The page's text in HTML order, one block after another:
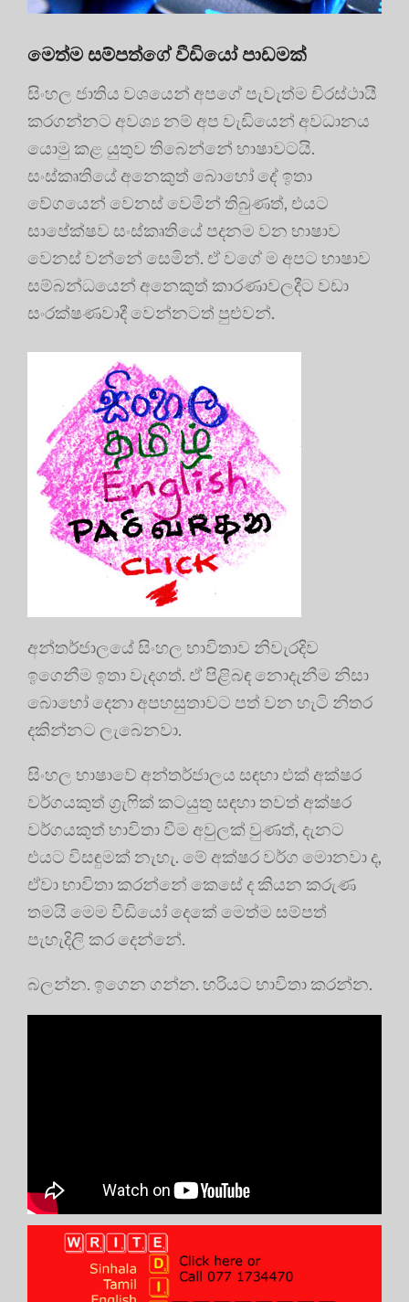
මෙත්ම සම්පත්ගේ වීඩියෝ පාඩමක්
සිංහල ජාතිය වශයෙන් අපගේ පැවැත්ම චිරස්ථායී
කරගන්නට අවශ්‍ය නම් අප වැඩියෙන් අවධානය
යොමු කළ යුතුව තිබෙන්නේ භාෂාවටයි.
සංස්කෘතියේ අනෙකුත් බොහෝ දේ ඉතා
වේගයෙන් වෙනස් වෙමින් තිබුණත්, එයට
සාපේක්ෂව සංස්කෘතියේ පදනම වන භාෂාව
වෙනස් වන්නේ සෙමින්. ඒ වගේ ම අපට භාෂාව
සම්බන්ධයෙන් අනෙකුත් කාරණාවලදීට වඩා
සංරක්ෂණවාදී වෙන්නටත් පුළුවන්.
අන්තර්ජාලයේ සිංහල භාවිතාව නිවැරදිව
ඉගෙනීම ඉතා වැදගත්. ඒ පිළිබඳ නොදැනීම නිසා
බොහෝ දෙනා අපහසුතාවට පත් වන හැටි නිතර
දකින්නට ලැබෙනවා.
සිංහල භාෂාවේ අන්තර්ජාලය සඳහා එක් අක්ෂර
වර්ගයකුත් ග්‍රැෆික් කටයුතු සඳහා තවත් අක්ෂර
වර්ගයකුත් භාවිතා වීම අවුලක් වුණත්, දැනට
එයට විසඳුමක් නැහැ. මේ අක්ෂර වර්ග මොනවා ද,
ඒවා භාවිතා කරන්නේ කෙසේ ද කියන කරුණ
තමයි මෙම වීඩියෝ දෙකේ මෙත්ම සම්පත්
පැහැදිලි කර දෙන්නේ.
බලන්න. ඉගෙන ගන්න. හරියට භාවිතා කරන්න.